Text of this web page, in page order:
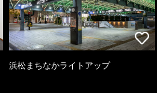
浜松まちなかライトアップ